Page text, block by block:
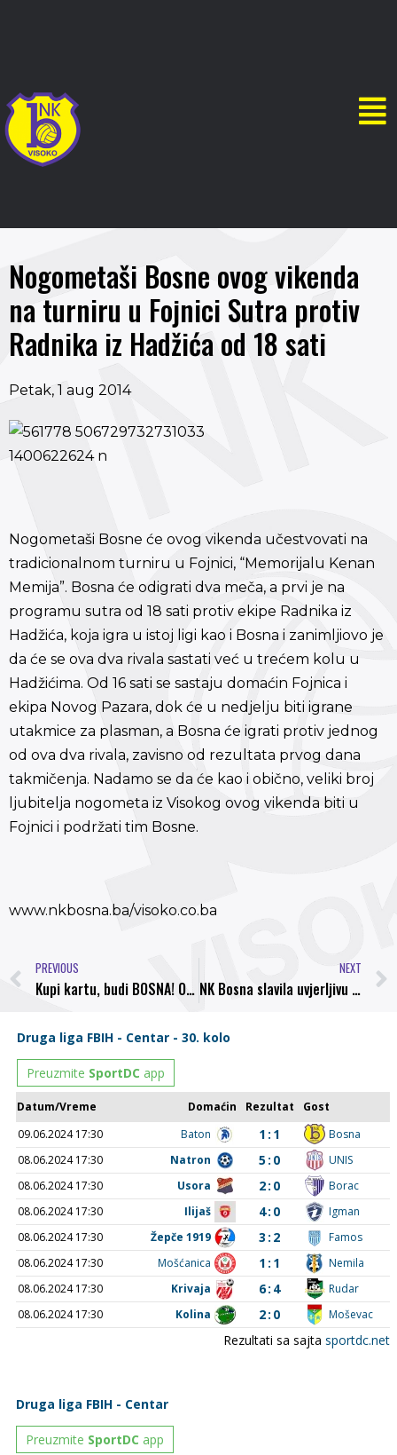
Nogometaši Bosne ovog vikenda
na turniru u Fojnici Sutra protiv
Radnika iz Hadžića od 18 sati
Petak, 1 aug 2014
Nogometaši Bosne će ovog vikenda učestvovati na
tradicionalnom turniru u Fojnici, “Memorijalu Kenan
Memija”. Bosna će odigrati dva meča, a prvi je na
programu sutra od 18 sati protiv ekipe Radnika iz
Hadžića, koja igra u istoj ligi kao i Bosna i zanimljiovo je
da će se ova dva rivala sastati već u trećem kolu u
Hadžićima. Od 16 sati se sastaju domaćin Fojnica i
ekipa Novog Pazara, dok će u nedjelju biti igrane
utakmice za plasman, a Bosna će igrati protiv jednog
od ova dva rivala, zavisno od rezultata prvog dana
takmičenja. Nadamo se da će kao i obično, veliki broj
ljubitelja nogometa iz Visokog ovog vikenda biti u
Fojnici i podržati tim Bosne.
www.nkbosna.ba/visoko.co.ba
PREVIOUS
Kupi kartu, budi BOSNA! Od danas FAN karte NK Bosna možete kupiti i ispred Gradskog kina
NEXT
NK Bosna slavila uvjerljivu pobjedu na turniru u Fojnici